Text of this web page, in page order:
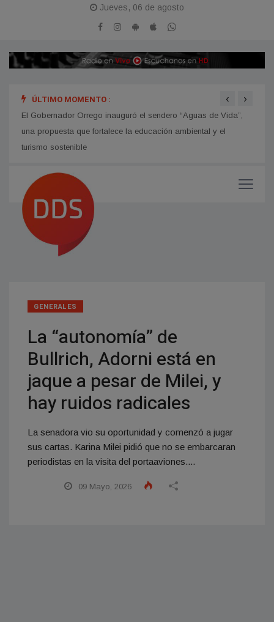
Jueves, 06 de agosto
ÚLTIMO MOMENTO :
El Gobernador Orrego inauguró el sendero “Aguas de Vida”,
una propuesta que fortalece la educación ambiental y el
turismo sostenible
‹ ›
GENERALES
La “autonomía” de
Bullrich, Adorni está en
jaque a pesar de Milei, y
hay ruidos radicales
La senadora vio su oportunidad y comenzó a jugar
sus cartas. Karina Milei pidió que no se embarcaran
periodistas en la visita del portaaviones....
09 Mayo, 2026